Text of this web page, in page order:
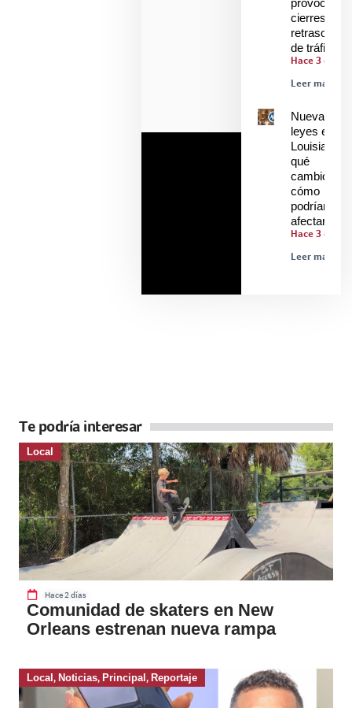
cierres y
retrasos
de tráfico
Hace 3 días
Leer más »
Nuevas
leyes en
Louisiana:
qué
cambió y
cómo
podrían
afectarle
Hace 3 días
Leer más »
Te podría interesar
Local
Hace 2 días
Comunidad de skaters en New
Orleans estrenan nueva rampa
Local, Noticias, Principal, Reportaje